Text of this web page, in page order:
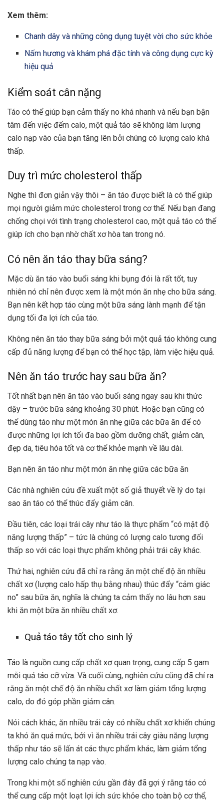
Xem thêm:
Chanh dây và những công dụng tuyệt vời cho sức khỏe
Nấm hương và khám phá đặc tính và công dụng cực kỳ
hiệu quả
Kiểm soát cân nặng
Táo có thể giúp bạn cảm thấy no khá nhanh và nếu bạn bận
tâm đến việc đếm calo, một quả táo sẽ không làm lượng
calo nạp vào của bạn tăng lên bởi chúng có lượng calo khá
thấp.
Duy trì mức cholesterol thấp
Nghe thì đơn giản vậy thôi – ăn táo được biết là có thể giúp
mọi người giảm mức cholesterol trong cơ thể. Nếu bạn đang
chống chọi với tình trạng cholesterol cao, một quả táo có thể
giúp ích cho bạn nhờ chất xơ hòa tan trong nó.
Có nên ăn táo thay bữa sáng?
Mặc dù ăn táo vào buổi sáng khi bụng đói là rất tốt, tuy
nhiên nó chỉ nên được xem là một món ăn nhẹ cho bữa sáng.
Bạn nên kết hợp táo cùng một bữa sáng lành mạnh để tận
dụng tối đa lợi ích của táo.
Không nên ăn táo thay bữa sáng bởi một quả táo không cung
cấp đủ năng lượng để bạn có thể học tập, làm việc hiệu quả.
Nên ăn táo trước hay sau bữa ăn?
Tốt nhất bạn nên ăn táo vào buổi sáng ngay sau khi thức
dậy – trước bữa sáng khoảng 30 phút. Hoặc bạn cũng có
thể dùng táo như một món ăn nhẹ giữa các bữa ăn để có
được những lợi ích tối đa bao gồm dưỡng chất, giảm cân,
đẹp da, tiêu hóa tốt và cơ thể khỏe mạnh về lâu dài.
Bạn nên ăn táo như một món ăn nhẹ giữa các bữa ăn
Các nhà nghiên cứu đề xuất một số giả thuyết về lý do tại
sao ăn táo có thể thúc đẩy giảm cân.
Đầu tiên, các loại trái cây như táo là thực phẩm “có mật độ
năng lượng thấp” – tức là chúng có lượng calo tương đối
thấp so với các loại thực phẩm không phải trái cây khác.
Thứ hai, nghiên cứu đã chỉ ra rằng ăn một chế độ ăn nhiều
chất xơ (lượng calo hấp thụ bằng nhau) thúc đẩy “cảm giác
no” sau bữa ăn, nghĩa là chúng ta cảm thấy no lâu hơn sau
khi ăn một bữa ăn nhiều chất xơ.
Quả táo tây tốt cho sinh lý
Táo là nguồn cung cấp chất xơ quan trọng, cung cấp 5 gam
mỗi quả táo cỡ vừa. Và cuối cùng, nghiên cứu cũng đã chỉ ra
rằng ăn một chế độ ăn nhiều chất xơ làm giảm tổng lượng
calo, do đó góp phần giảm cân.
Nói cách khác, ăn nhiều trái cây có nhiều chất xơ khiến chúng
ta khó ăn quá mức, bởi vì ăn nhiều trái cây giàu năng lượng
thấp như táo sẽ lấn át các thực phẩm khác, làm giảm tổng
lượng calo chúng ta nạp vào.
Trong khi một số nghiên cứu gần đây đã gợi ý rằng táo có
thể cung cấp một loạt lợi ích sức khỏe cho toàn bộ cơ thể,